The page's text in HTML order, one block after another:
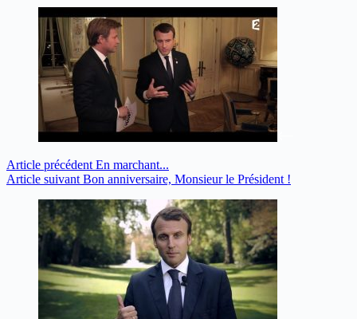
Article précédent En marchant...
Article suivant Bon anniversaire, Monsieur le Président !